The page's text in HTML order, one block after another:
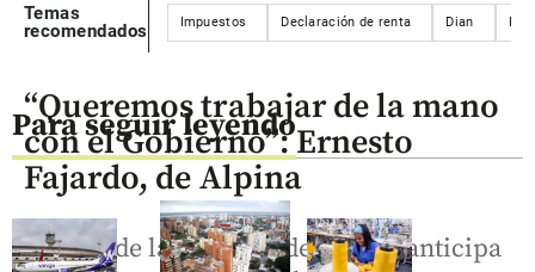
Temas
recomendados
Impuestos Declaración de renta Dian
Para seguir leyendo
“Queremos trabajar de la mano
con el Gobierno”: Ernesto
Fajardo, de Alpina
El líder de la empresa de lácteos anticipa